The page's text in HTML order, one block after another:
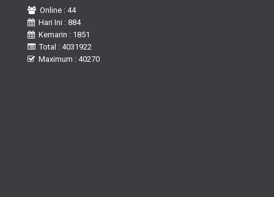
Online : 44
Hari Ini : 884
Kemarin : 1851
Total : 4031922
Maximum : 40270